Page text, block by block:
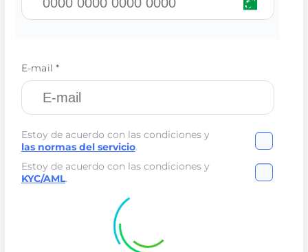
E-mail *
Estoy de acuerdo con las condiciones y
las normas del servicio.
Estoy de acuerdo con las condiciones y
KYC/AML.